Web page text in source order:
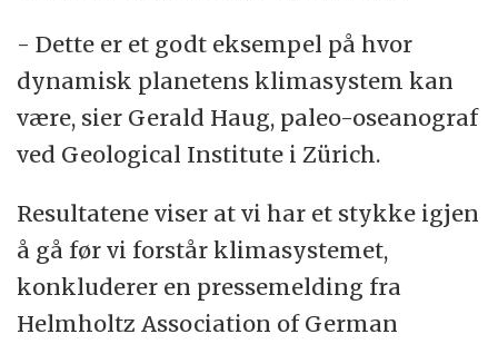
- Dette er et godt eksempel på hvor
dynamisk planetens klimasystem kan
være, sier Gerald Haug, paleo-oseanograf
ved Geological Institute i Zürich.
Resultatene viser at vi har et stykke igjen
å gå før vi forstår klimasystemet,
konkluderer en pressemelding fra
Helmholtz Association of German